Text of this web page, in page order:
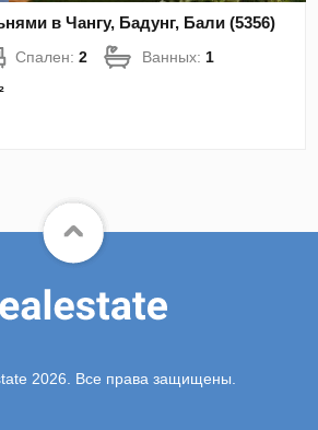
в Чангу, Бадунг, Бали (5356)
Спален:2 Ванных: 1
2026. Все права защищены.